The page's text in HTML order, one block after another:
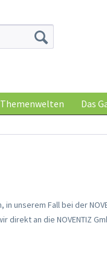
Themenwelten Das
unserem Fall bei der
an die NOVENTIZ